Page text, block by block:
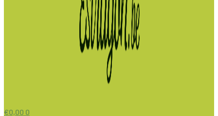
€0,00 0